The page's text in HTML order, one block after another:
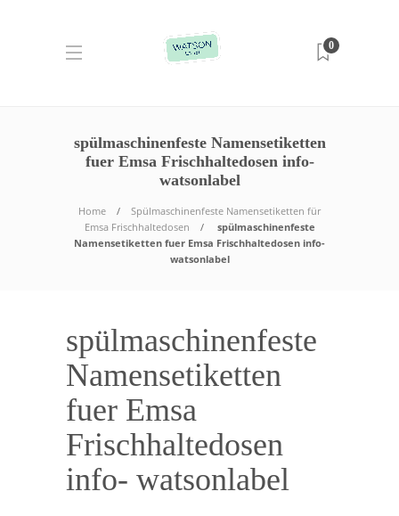
0
spülmaschinenfeste Namensetiketten
fuer Emsa Frischhaltedosen info-
watsonlabel
Home
Spülmaschinenfeste Namensetiketten für
Emsa Frischhaltedosen
spülmaschinenfeste
Namensetiketten fuer Emsa Frischhaltedosen info-
watsonlabel
spülmaschinenfeste
Namensetiketten
fuer Emsa
Frischhaltedosen
info- watsonlabel